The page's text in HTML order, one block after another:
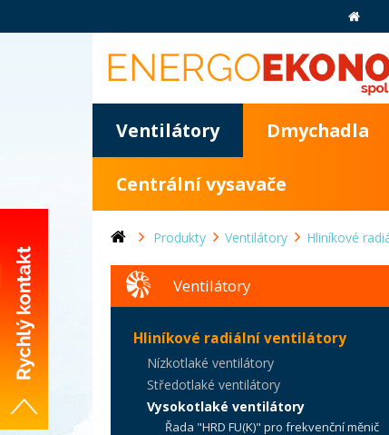
+420 281 981 055
info@energoekonom.cz
Wolkerova 433
CZ-250 82 Úvaly
Ventilátory Dmychadla
Centrální vysavače
Produkty Ventilátory Hliníkové
Ventilátory
Hliníkové radiální ventilátory
Nízkotlaké ventilátory
Středotlaké ventilátory
Vysokotlaké ventilátory
Řada "HRD FU(K)" pro frekvenční měnič